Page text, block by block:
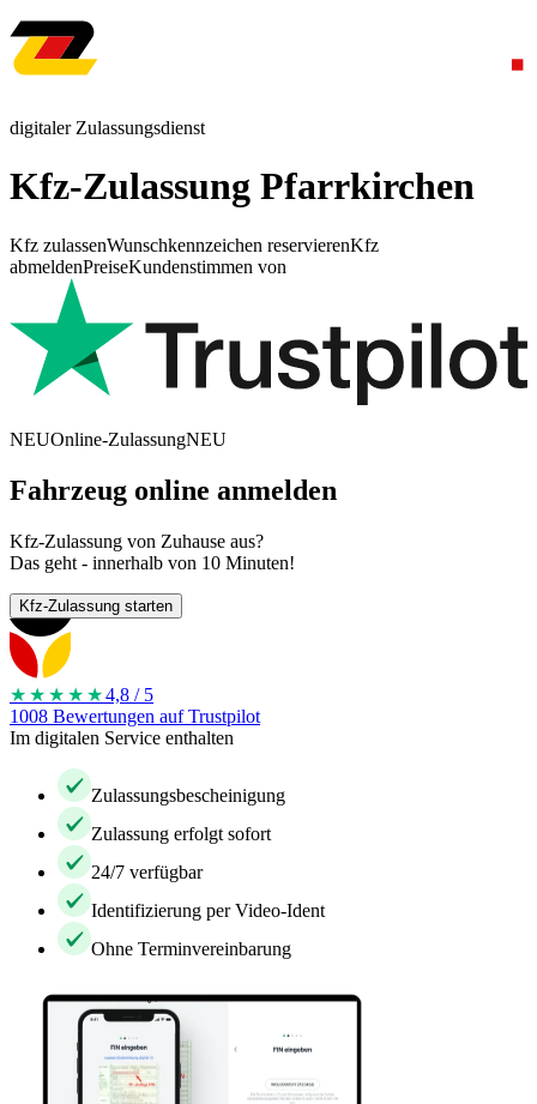
digitaler Zulassungsdienst
Kfz-Zulassung Pfarrkirchen
Kfz zulassenWunschkennzeichen reservierenKfz
abmeldenPreiseKundenstimmen von
NEUOnline-ZulassungNEU
Fahrzeug online anmelden
Kfz-Zulassung von Zuhause aus?
Das geht - innerhalb von 10 Minuten!
Kfz-Zulassung starten
★★★★ ★4,8 / 5
1008 Bewertungen auf Trustpilot
Im digitalen Service enthalten
Zulassungsbescheinigung
Zulassung erfolgt sofort
24/7 verfügbar
Identifizierung per Video-Ident
Ohne Terminvereinbarung